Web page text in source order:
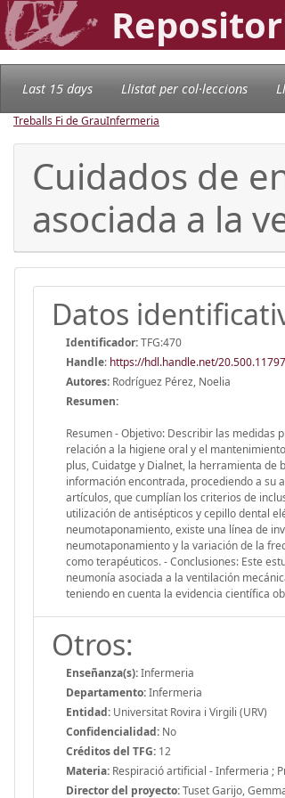
Last 15 days Llistat per col·leccions
Treballs Fi de GrauInfermeria
Cuidados de
asociada a la
Datos
Identificador:TFG:470
Handle: https://hdl.handle.net/
Autores: Rodríguez Pérez, Noelia
Resumen:
Resumen - Objetivo: Describir las
relación a la higiene oral y el
plus, Cuidatge y Dialnet, la herramienta de
información encontrada, procediendo a su
artículos, que cumplían los criterios de
utilización de antisépticos y cepillo dental
neumotaponamiento, existe una línea de
neumotaponamiento y la variación de la
como terapéuticos. - Conclusiones: Este
neumonía asociada a la ventilación
teniendo en cuenta la evidencia científica
Otros:
Enseñanza(s):Infermeria
Departamento:Infermeria
Entidad: Universitat Rovira i Virgili (URV)
Confidencialidad: No
Créditos del TFG: 12
Materia: Respiració artificial - Infermeria ;
Director del proyecto:Tuset Garijo,